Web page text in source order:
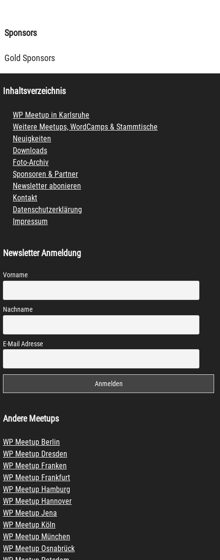
Sponsors
Gold Sponsors
Inhaltsverzeichnis
WP Meetup in Karlsruhe
Weitere Meetups, WordCamps & Stammtische
Neuigkeiten
Downloads
Foto-Archiv
Sponsoren & Partner
Newsletter abonieren
Kontakt
Datenschutzerklärung
Impressum
Newsletter Anmeldung
Vorname
Nachname
E-Mail Adresse
Andere Meetups
WP Meetup Berlin
WP Meetup Dresden
WP Meetup Franken
WP Meetup Frankfurt
WP Meetup Hamburg
WP Meetup Hannover
WP Meetup Jena
WP Meetup Köln
WP Meetup München
WP Meetup Osnabrück